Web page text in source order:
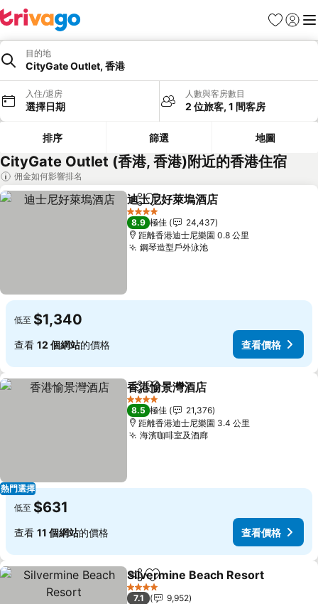
收藏夾
登入 選
目的地
CityGate Outlet, 香港
入住/退房
選擇日期
人數與客房數目
2 位旅客, 1 間客房
排序 篩選 地圖
CityGate Outlet (香港, 香港)附近的香港住宿
佣金如何影響排名
分享 放到收藏夾
迪士尼好萊塢酒店
4 星級
8.9 極佳
24,437
距離香港迪士尼樂園 0.8 公里
鋼琴造型戶外泳池查看價格
低至 $1,340
查看 12 個網站的價格 查看價格
熱門選擇
分享 放到收藏夾
香港愉景灣酒店
4 星級
8.5 極佳
21,376
距離香港迪士尼樂園 3.4 公里
海濱咖啡室及酒廊查看價格
低至 $631
查看 11 個網站的價格 查看價格
分享 放到收藏夾
Silvermine Beach Resort
4 星級
7.1
9,952